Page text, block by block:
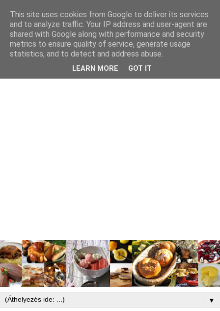
▼
This site uses cookies from Google to deliver its services
and to analyze traffic. Your IP address and user-agent are
shared with Google along with performance and security
metrics to ensure quality of service, generate usage
statistics, and to detect and address abuse.
LEARN MORE GOT IT